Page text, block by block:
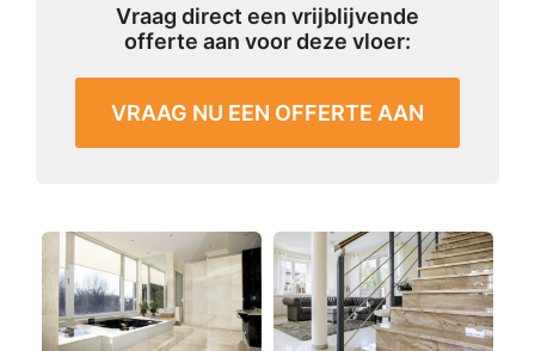
Vraag direct een vrijblijvende
offerte aan voor deze vloer:
VRAAG NU EEN OFFERTE AAN